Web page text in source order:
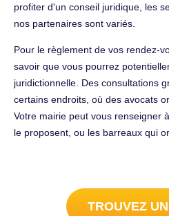
profiter d'un conseil juridique, les
nos partenaires sont variés.
Pour le règlement de vos rendez-
savoir que vous pourrez
juridictionnelle. Des consultations
certains endroits, où des avocats
Votre mairie peut vous renseigner
le proposent, ou les barreaux qui
TROUVEZ